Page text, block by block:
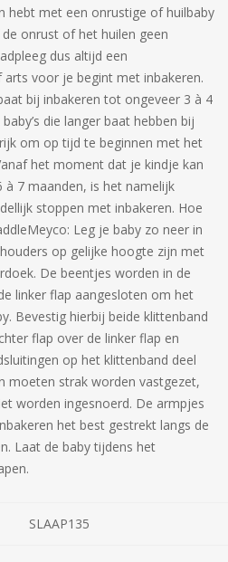
hebt met een onrustige of huilbaby
onrust of het huilen geen
dus altijd een
voor je begint met inbakeren.
bij inbakeren tot ongeveer 3 à 4
die langer baat hebben bij
om op tijd te beginnen met het
het moment dat je kindje kan
7 maanden, is het namelijk
stoppen met inbakeren. Hoe
Leg je baby zo neer in
op gelijke hoogte zijn met
De beentjes worden in de
linker flap aangesloten om het
Bevestig hierbij beide klittenband
flap over de linker flap en
op het klittenband deel
moeten strak worden vastgezet,
worden ingesnoerd. De armpjes
het best gestrekt langs de
Laat de baby tijdens het
SLAAP135